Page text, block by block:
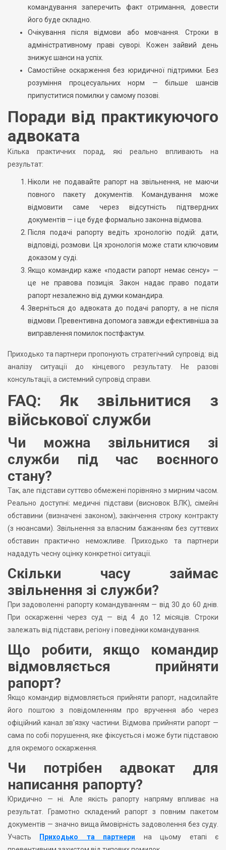
командування заперечить факт отримання, довести
його буде складно.
Очікування після відмови або мовчання. Строки в
адміністративному праві суворі. Кожен зайвий день
знижує шанси на успіх.
Самостійне оскарження без юридичної підтримки. Без
розуміння процесуальних норм — більше шансів
припуститися помилки у самому позові.
Поради від практикуючого
адвоката
Кілька практичних порад, які реально впливають на
результат:
Ніколи не подавайте рапорт на звільнення, не маючи
повного пакету документів. Командування може
відмовити саме через відсутність підтвердних
документів — і це буде формально законна відмова.
Після подачі рапорту ведіть хронологію подій: дати,
відповіді, розмови. Ця хронологія може стати ключовим
доказом у суді.
Якщо командир каже «подасти рапорт немає сенсу» —
це не правова позиція. Закон надає право подати
рапорт незалежно від думки командира.
Зверніться до адвоката до подачі рапорту, а не після
відмови. Превентивна допомога завжди ефективніша за
виправлення помилок постфактум.
Приходько та партнери пропонують стратегічний супровід: від
аналізу ситуації до кінцевого результату. Не разові
консультації, а системний супровід справи.
FAQ: Як звільнитися з
військової служби
Чи можна звільнитися зі
служби під час воєнного
стану?
Так, але підстави суттєво обмежені порівняно з мирним часом.
Реально доступні: медичні підстави (висновок ВЛК), сімейні
обставини (визначені законом), закінчення строку контракту
(з нюансами). Звільнення за власним бажанням без суттєвих
обставин практично неможливе. Приходько та партнери
нададуть чесну оцінку конкретної ситуації.
Скільки часу займає
звільнення зі служби?
При задоволенні рапорту командуванням — від 30 до 60 днів.
При оскарженні через суд — від 4 до 12 місяців. Строки
залежать від підстави, регіону і поведінки командування.
Що робити, якщо командир
відмовляється прийняти
рапорт?
Якщо командир відмовляється прийняти рапорт, надсилайте
його поштою з повідомленням про вручення або через
офіційний канал зв'язку частини. Відмова прийняти рапорт —
сама по собі порушення, яке фіксується і може бути підставою
для окремого оскарження.
Чи потрібен адвокат для
написання рапорту?
Юридично — ні. Але якість рапорту напряму впливає на
результат. Грамотно складений рапорт з повним пакетом
документів — значно вища ймовірність задоволення без суду.
Участь
Приходько та партнери на цьому етапі є